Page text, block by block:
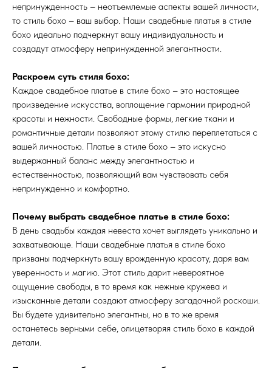
непринужденность – неотъемлемые аспекты вашей личности,
то стиль бохо – ваш выбор. Наши свадебные платья в стиле
бохо идеально подчеркнут вашу индивидуальность и
создадут атмосферу непринужденной элегантности.
Раскроем суть стиля бохо:
Каждое свадебное платье в стиле бохо – это настоящее
произведение искусства, воплощение гармонии природной
красоты и нежности. Свободные формы, легкие ткани и
романтичные детали позволяют этому стилю переплетаться с
вашей личностью. Платье в стиле бохо – это искусно
выдержанный баланс между элегантностью и
естественностью, позволяющий вам чувствовать себя
непринужденно и комфортно.
Почему выбрать свадебное платье в стиле бохо:
В день свадьбы каждая невеста хочет выглядеть уникально и
захватывающе. Наши свадебные платья в стиле бохо
призваны подчеркнуть вашу врожденную красоту, даря вам
уверенность и магию. Этот стиль дарит невероятное
ощущение свободы, в то время как нежные кружева и
изысканные детали создают атмосферу загадочной роскоши.
Вы будете удивительно элегантны, но в то же время
останетесь верными себе, олицетворяя стиль бохо в каждой
детали.